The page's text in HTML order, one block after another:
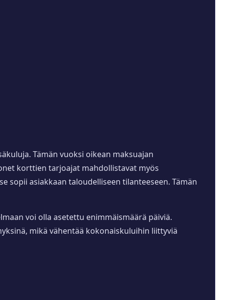
Tämän vuoksi oikean maksuajan
korttien tarjoajat mahdollistavat myös
sopii asiakkaan taloudelliseen tilanteeseen. Tämän
voi olla asetettu enimmäismäärä päiviä.
mikä vähentää kokonaiskuluihin liittyviä